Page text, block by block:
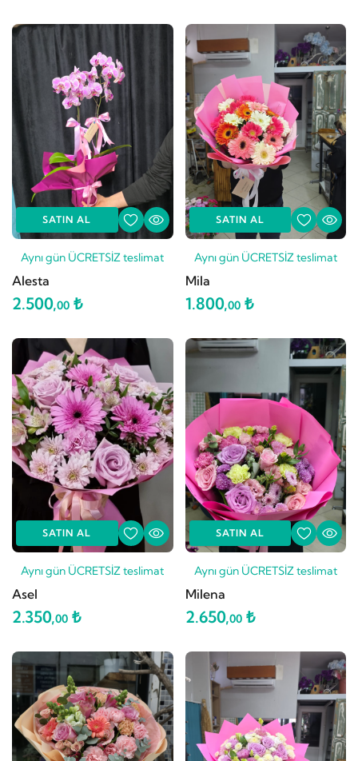
SATIN AL
Aynı gün ÜCRETSİZ teslimat
Alesta
2.500,00 ₺
SATIN AL
Aynı gün ÜCRETSİZ teslimat
Mila
1.800,00₺
SATIN AL
Aynı gün ÜCRETSİZ teslimat
Asel
2.350,00 ₺
SATIN AL
Aynı gün ÜCRETSİZ teslimat
Milena
2.650,00₺